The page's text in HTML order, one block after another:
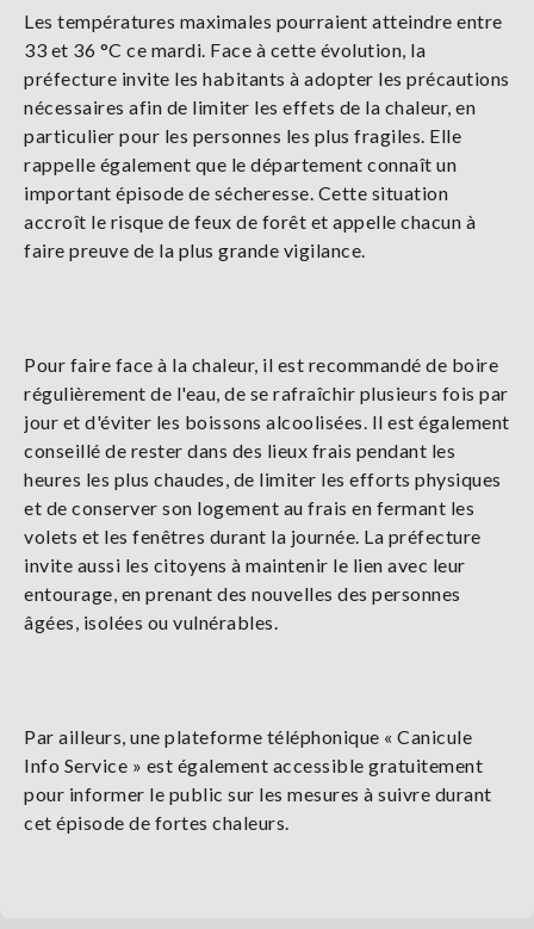
Les températures maximales pourraient atteindre entre
33 et 36 °C ce mardi. Face à cette évolution, la
préfecture invite les habitants à adopter les précautions
nécessaires afin de limiter les effets de la chaleur, en
particulier pour les personnes les plus fragiles. Elle
rappelle également que le département connaît un
important épisode de sécheresse. Cette situation
accroît le risque de feux de forêt et appelle chacun à
faire preuve de la plus grande vigilance.
Pour faire face à la chaleur, il est recommandé de boire
régulièrement de l'eau, de se rafraîchir plusieurs fois par
jour et d'éviter les boissons alcoolisées. Il est également
conseillé de rester dans des lieux frais pendant les
heures les plus chaudes, de limiter les efforts physiques
et de conserver son logement au frais en fermant les
volets et les fenêtres durant la journée. La préfecture
invite aussi les citoyens à maintenir le lien avec leur
entourage, en prenant des nouvelles des personnes
âgées, isolées ou vulnérables.
Par ailleurs, une plateforme téléphonique « Canicule
Info Service » est également accessible gratuitement
pour informer le public sur les mesures à suivre durant
cet épisode de fortes chaleurs.